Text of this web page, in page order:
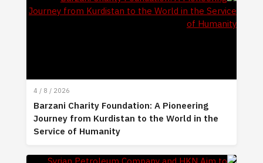
4 / 8 / 2026
Barzani Charity Foundation: A Pioneering
Journey from Kurdistan to the World in the
Service of Humanity